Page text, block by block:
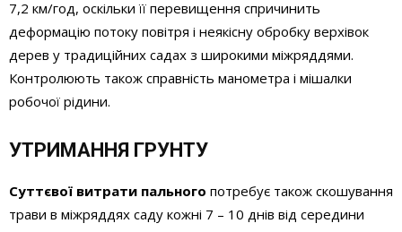
7,2 км/год, оскільки її перевищення спричинить
деформацію потоку повітря і неякісну обробку верхівок
дерев у традиційних садах з широкими міжряддями.
Контролюють також справність манометра і мішалки
робочої рідини.
УТРИМАННЯ ГРУНТУ
Суттєвої витрати пального потребує також скошування
трави в міжряддях саду кожні 7 – 10 днів від середини